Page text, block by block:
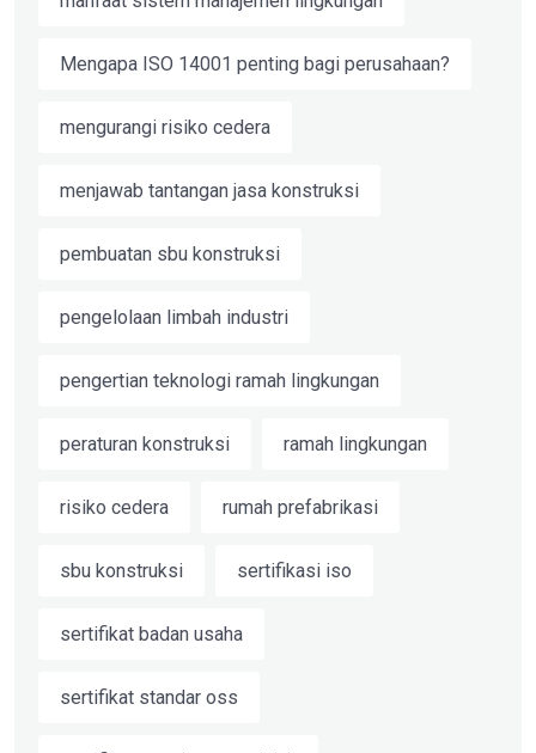
Mengapa ISO 14001 penting bagi perusahaan?
mengurangi risiko cedera
menjawab tantangan jasa konstruksi
pembuatan sbu konstruksi
pengelolaan limbah industri
pengertian teknologi ramah lingkungan
peraturan konstruksi ramah lingkungan
risiko cedera rumah prefabrikasi
sbu konstruksi sertifikasi iso
sertifikat badan usaha
sertifikat standar oss